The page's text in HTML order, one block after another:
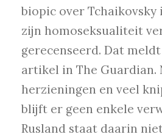
biopic over Tchaikovsky
zijn homoseksualiteit
gerecenseerd. Dat
artikel in The Guardian.
herzieningen en veel
blijft er geen enkele
Rusland staat daarin